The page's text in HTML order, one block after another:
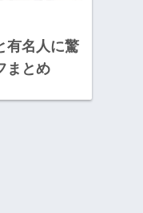
有名人に驚
まとめ